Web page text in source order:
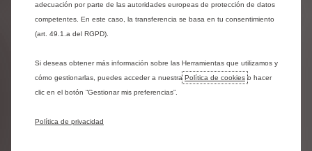
ë-C4X ELÉCTRICO 100 KW - 50KWh YOU
con seguro de crédito
desde 139,00€ (10)/mes.
Durante 34 mensualidades + 1 mensualidad de
Entrada: 7.025,73€. Última cuota: 16.944,97€.
adecuación por parte de las autoridades europeas de protección de datos
competentes. En este caso, la transferencia se basa en tu consentimiento
(art. 49.1.a del RGPD).
Si deseas obtener más información sobre las Herramientas que utilizamos y
cómo gestionarlas, puedes acceder a nuestra Política de cookies o hacer
clic en el botón “Gestionar mis preferencias”.
Política de privacidad